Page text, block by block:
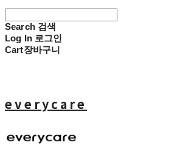
Search 검색
Log In 로그인
Cart장바구니
everycare